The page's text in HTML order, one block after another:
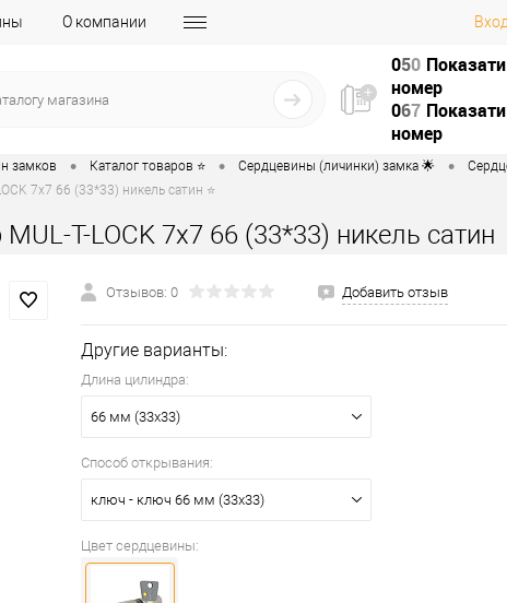
О компании Вход
050 Показати
номер
067 Показати
номер
замков • Каталог товаров ⭐ • Сердцевины (личинки) замка 🌟 •
7x7 66 (33*33) никель сатин ⭐
T-LOCK 7x7 66 (33*33) никель сатин
Отзывов: 0 Добавить отзыв
Другие варианты:
Длина цилиндра:
66 мм (33x33)
Способ открывания:
ключ - ключ 66 мм (33x33)
Цвет сердцевины: